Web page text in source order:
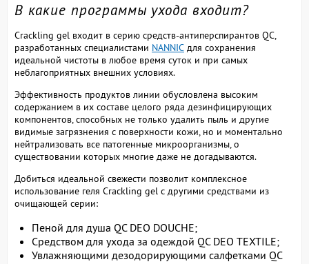
В какие программы ухода входит?
Crackling gel входит в серию средств-антиперспирантов QC,
разработанных специалистами NANNIC для сохранения
идеальной чистоты в любое время суток и при самых
неблагоприятных внешних условиях.
Эффективность продуктов линии обусловлена высоким
содержанием в их составе целого ряда дезинфицирующих
компонентов, способных не только удалить пыль и другие
видимые загрязнения с поверхности кожи, но и моментально
нейтрализовать все патогенные микроорганизмы, о
существовании которых многие даже не догадываются.
Добиться идеальной свежести позволит комплексное
использование геля Crackling gel с другими средствами из
очищающей серии:
Пеной для душа QC DEO DOUCHE;
Средством для ухода за одеждой QC DEO TEXTILE;
Увлажняющими дезодорирующими салфетками QC